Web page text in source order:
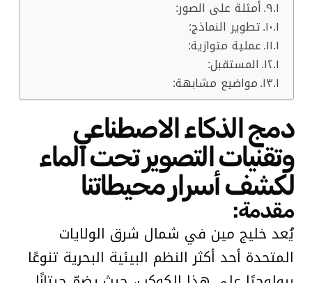
أمثلة على الصور:
تطوير النماذج:
عملية متوازية:
المستقبل:
مواضيع مشابهة:
دمج الذكاء الاصطناعي
وتقنيات التصوير تحت الماء
لكشف أسرار محيطاتنا
مقدمة:
يُعد خليج مين في شمال شرق الولايات
المتحدة أحد أكثر النظم البيئية البحرية تنوعًا